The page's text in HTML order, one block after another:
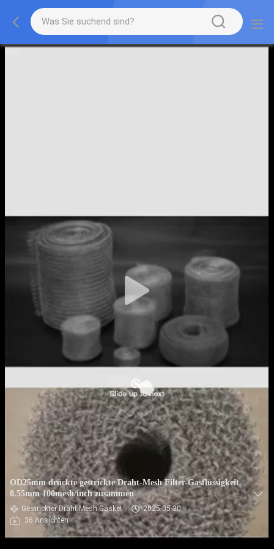
OD25mm drückte gestrickte Draht-Mesh Filter-Gasflüssigkeit
0.55mm 100mesh/inch zusammen
Gestrickter Draht Mesh Gasket
2025-05-30
36 Ansichten